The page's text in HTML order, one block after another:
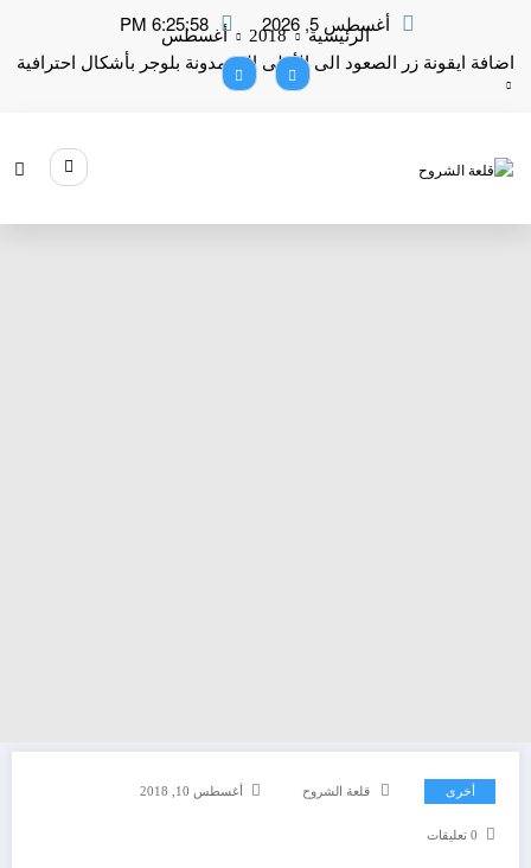
المحتوى
أغسطس 5, 2026 6:25:59 PM الرئيسية 2018
أغسطس
اضافة ايقونة زر الصعود الى الأعلى الى مدونة بلوجر بأشكال احترافية
أخرى قلعة الشروح أغسطس 10, 2018
0 تعليقات